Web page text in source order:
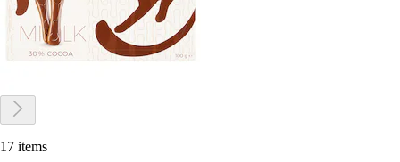
17 items